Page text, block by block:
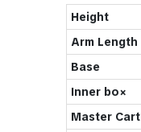
Height
Arm Length
Base
Inner bo×
Master